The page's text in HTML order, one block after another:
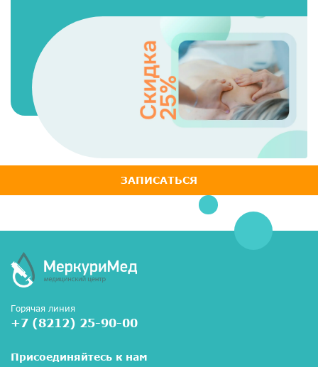
ЗАПИСАТЬСЯ
Горячая линия
+7 (8212) 25-90-00
Присоединяйтесь к нам